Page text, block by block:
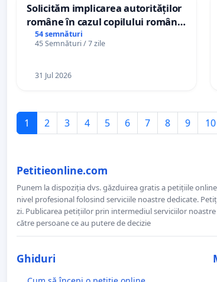
Solicităm implicarea autorităților
române în cazul copilului român
Wiliam Kristian Gheorghe, aflat în
plasament în Danemarca de 12
54 semnături
45 Semnături / 7 zile
31 Jul 2026
1 2 3 4 5 6 7 8 9 10
Petitieonline.com
Punem la dispoziția dvs. găzduirea gratis a petițiile
nivel profesional folosind serviciile noastre dedicate.
zi. Publicarea petițiilor prin intermediul serviciilor
către persoane ce au putere de decizie
Ghiduri